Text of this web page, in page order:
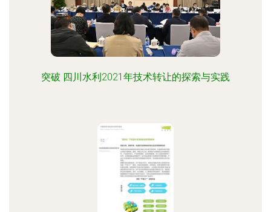
突破 四川水利2021年技术转让的探索与实践